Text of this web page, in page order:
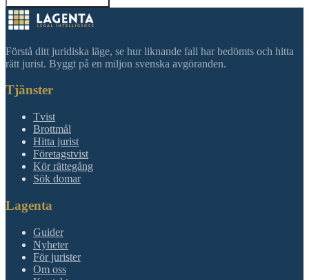
Förstå ditt juridiska läge, se hur liknande fall har bedömts och hitta
rätt jurist. Byggt på en miljon svenska avgöranden.
Tjänster
Tvist
Brottmål
Hitta jurist
Företagstvist
Kör rättegång
Sök domar
Lagenta
Guider
Nyheter
För jurister
Om oss